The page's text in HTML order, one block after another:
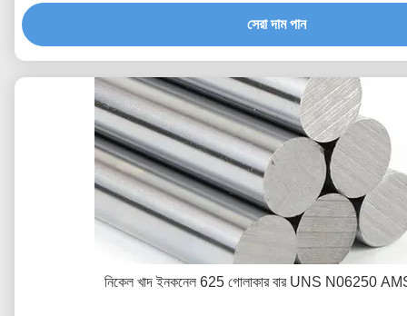
সেরা দাম পান
নিকেল খাদ ইনকনেল 625 গোলাকার বার UNS N06250